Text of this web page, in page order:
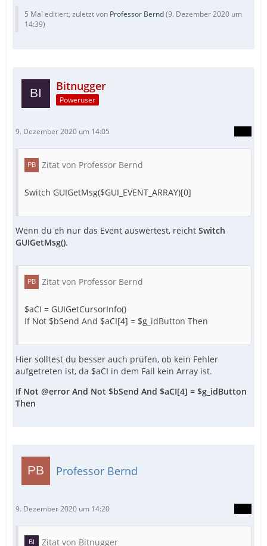
5 Mal editiert, zuletzt von Professor Bernd(9. Dezember 2020 um
14:39)
Bitnugger
Poweruser
9. Dezember 2020 um 14:05
Zitat von Professor Bernd
Switch GUIGetMsg($GUI_EVENT_ARRAY)[0]
Wenn du eh nur das Event auswertest, reicht Switch
GUIGetMsg().
Zitat von Professor Bernd
$aCI = GUIGetCursorInfo()
If Not $bSend And $aCI[4] = $g_idButton Then
Hier solltest du besser auch prüfen, ob kein Fehler
aufgetreten ist, da $aCI in dem Fall kein Array ist.
If Not @error And Not $bSend And $aCI[4] = $g_idButton
Then
Professor Bernd
9. Dezember 2020 um 14:20
Zitat von Bitnugger